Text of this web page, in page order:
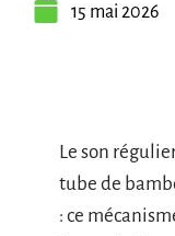
15 mai 2026
Le son
tube de
: ce